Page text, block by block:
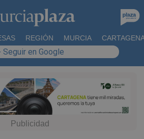
REGIÓN MURCIA
Seguir en Google